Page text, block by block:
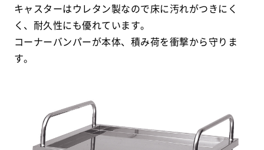
キャスターはウレタン製なので床に汚れがつきにく
く、耐久性にも優れています。
コーナーバンパーが本体、積み荷を衝撃から守りま
す。